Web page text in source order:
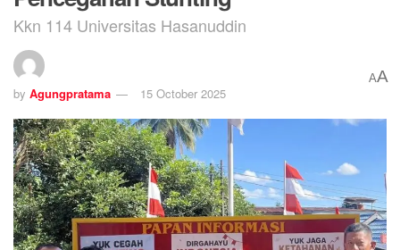
Kkn 114 Universitas Hasanuddin
by Agungpratama 15 October 2025
AA